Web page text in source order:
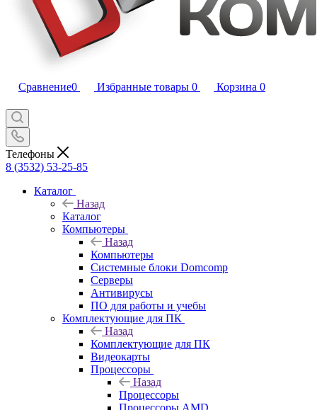
Сравнение0 Избранные товары 0 Корзина 0
Телефоны
8 (3532) 53-25-85
Каталог
Назад
Каталог
Компьютеры
Назад
Компьютеры
Системные блоки Domcomp
Серверы
Антивирусы
ПО для работы и учебы
Комплектующие для ПК
Назад
Комплектующие для ПК
Видеокарты
Процессоры
Назад
Процессоры
Процессоры AMD